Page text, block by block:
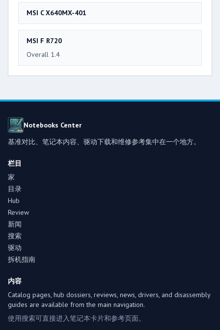
MSI C X640MX-401
MSI F R720
Overall 1.4
Notebooks Center
基准对比、笔记本内容、驱动下载和维修参考集中在一个地方。
栏目
家
目录
Hub
Review
新闻
搜索
驱动
拆机指南
内容
Catalog pages, hub dossiers, reviews, news, drivers, and disassembly
guides are available from the main navigation.
使用搜索可直接进入笔记本卡片和参考页面。